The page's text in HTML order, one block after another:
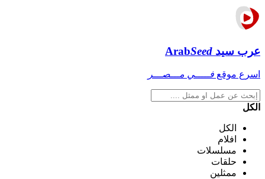
عرب سيد ArabSeed
اسرع موقع فـــــي مـــصـــر
الكل
الكل
افلام
مسلسلات
حلقات
ممثلين